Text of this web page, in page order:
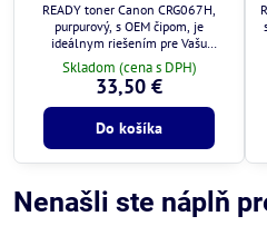
READY toner Canon CRG067H,
purpurový, s OEM čipom, je
ideálnym riešením pre Vašu
tlačiareň Canon.
Skladom (cena s DPH)
33,50 €
Do košíka
Nenašli ste náplň